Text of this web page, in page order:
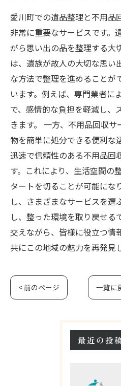
愛川町での遺品整理と不用品
非常に重要なサービスです。
がら思い出の品を整理する大
は、遺族が故人の大切な思い
な方法で整理を進めることが
います。例えば、専門業者に
で、感情的な負担を軽減し、
きます。 一方、不用品回収
物を簡単に処分できる便利な
迅速で信頼性のある不用品回
す。これにより、生活空間の
タートを切ることが可能にな
し、さまざまなサービスを選
し、整った環境を取り戻せる
交えながら、皆様に役立つ情
共にこの地域の魅力を再発見
< 前のページ 一覧に
最近の投